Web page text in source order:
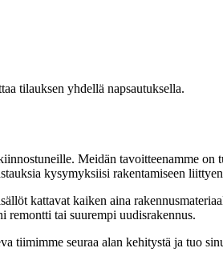
tilauksen yhdellä napsautuksella.
Meidän tavoitteenamme on
kysymyksiisi rakentamiseen
kattavat kaiken aina
remontti tai suurempi uudisrakennus.
tiimimme seuraa alan kehitystä ja tuo